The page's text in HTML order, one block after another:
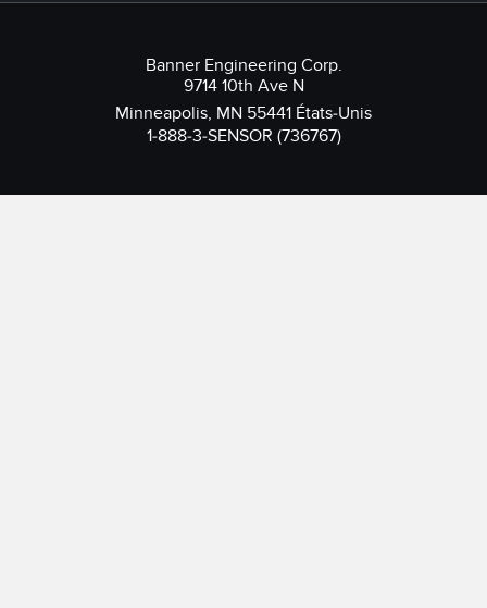
Banner Engineering Corp.
9714 10th Ave N
Minneapolis, MN 55441 États-Unis
1-888-3-SENSOR (736767)